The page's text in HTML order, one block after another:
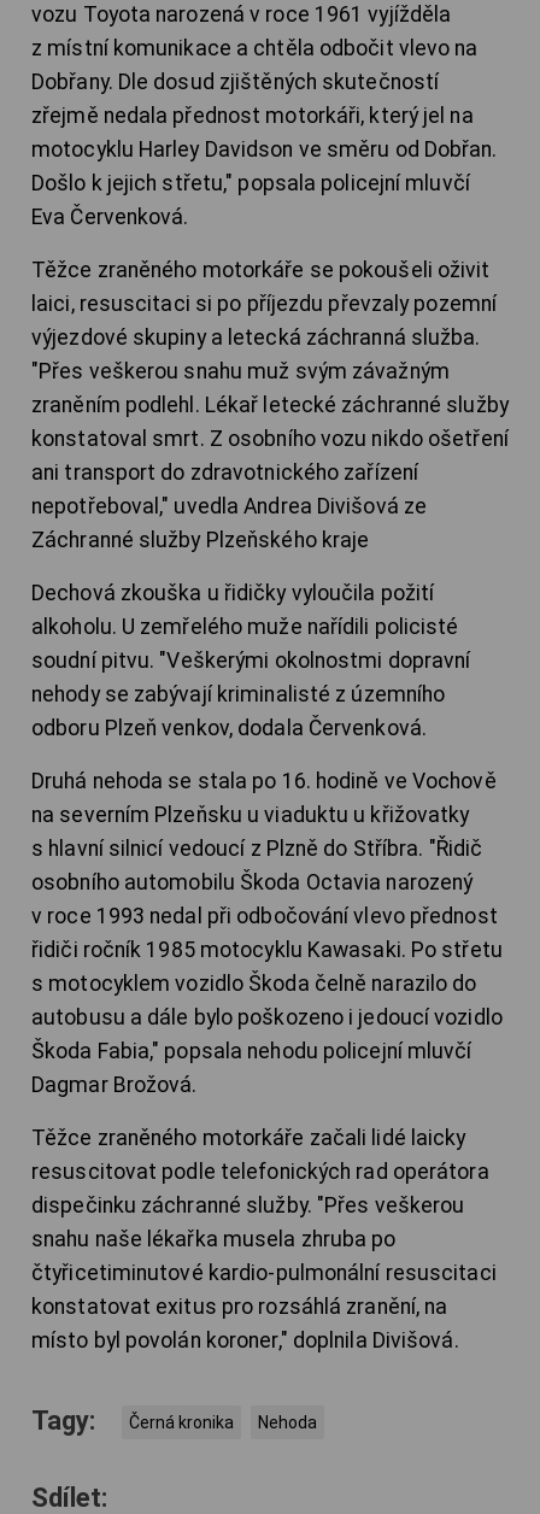
vozu Toyota narozená v roce 1961 vyjížděla
z místní komunikace a chtěla odbočit vlevo na
Dobřany. Dle dosud zjištěných skutečností
zřejmě nedala přednost motorkáři, který jel na
motocyklu Harley Davidson ve směru od Dobřan.
Došlo k jejich střetu," popsala policejní mluvčí
Eva Červenková.
Těžce zraněného motorkáře se pokoušeli oživit
laici, resuscitaci si po příjezdu převzaly pozemní
výjezdové skupiny a letecká záchranná služba.
"Přes veškerou snahu muž svým závažným
zraněním podlehl. Lékař letecké záchranné služby
konstatoval smrt. Z osobního vozu nikdo ošetření
ani transport do zdravotnického zařízení
nepotřeboval," uvedla Andrea Divišová ze
Záchranné služby Plzeňského kraje
Dechová zkouška u řidičky vyloučila požití
alkoholu. U zemřelého muže nařídili policisté
soudní pitvu. "Veškerými okolnostmi dopravní
nehody se zabývají kriminalisté z územního
odboru Plzeň venkov, dodala Červenková.
Druhá nehoda se stala po 16. hodině ve Vochově
na severním Plzeňsku u viaduktu u křižovatky
s hlavní silnicí vedoucí z Plzně do Stříbra. "Řidič
osobního automobilu Škoda Octavia narozený
v roce 1993 nedal při odbočování vlevo přednost
řidiči ročník 1985 motocyklu Kawasaki. Po střetu
s motocyklem vozidlo Škoda čelně narazilo do
autobusu a dále bylo poškozeno i jedoucí vozidlo
Škoda Fabia," popsala nehodu policejní mluvčí
Dagmar Brožová.
Těžce zraněného motorkáře začali lidé laicky
resuscitovat podle telefonických rad operátora
dispečinku záchranné služby. "Přes veškerou
snahu naše lékařka musela zhruba po
čtyřicetiminutové kardio-pulmonální resuscitaci
konstatovat exitus pro rozsáhlá zranění, na
místo byl povolán koroner," doplnila Divišová.
Tagy: Černá kronika Nehoda
Sdílet: